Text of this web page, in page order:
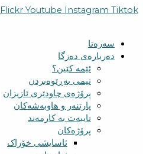
Flickr Youtube Instagram Tiktok
سەرەتا
دەربارەی دەزگا
ئێمە کێین؟
تیمی بەڕێوەبردن
پرۆژەی چاودێری ئازیزان
پارتنەر و هاوبەشەکان
تایبەت بە کارمەند
پرۆژەکان
ئاسایشی خۆراک